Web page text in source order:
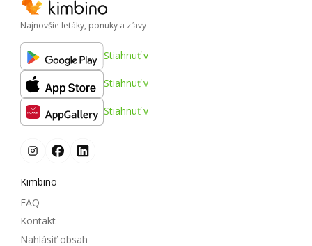
Najnovšie letáky, ponuky a zľavy
Stiahnuť v
Stiahnuť v
Stiahnuť v
Kimbino
FAQ
Kontakt
Nahlásiť obsah